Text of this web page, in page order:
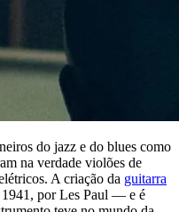
do jazz e do blues como
na verdade violões de
A criação da guitarra
1941, por Les Paul — e é